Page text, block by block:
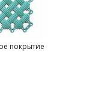
покрытие